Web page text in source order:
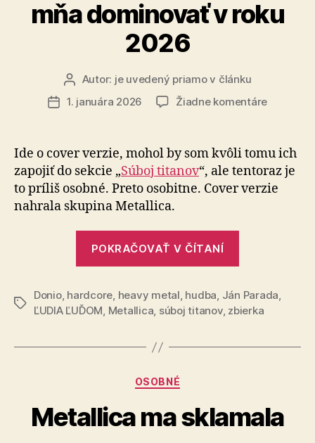
mňa dominovať v roku
2026
Autor
článku
Autor: je uvedený priamo v článku
Dátum
1. januára 2026 Žiadne komentárena
ktoré
budú
u
mňa
Ide o cover verzie, mohol by som kvôli tomu ich
zapojiť do sekcie „Súboj titanov“, ale tentoraz je
to príliš osobné. Preto osobitne. Cover verzie
nahrala skupina Metallica.
POKRAČOVAŤ V ČÍTANÍ
budú
u
2026“
Značky
Donio, hardcore, heavy metal, hudba, Ján Parada,
ĽUDIA ĽUĎOM, Metallica, súboj titanov, zbierka
Kategórie
OSOBNÉ
Metallica ma sklamala